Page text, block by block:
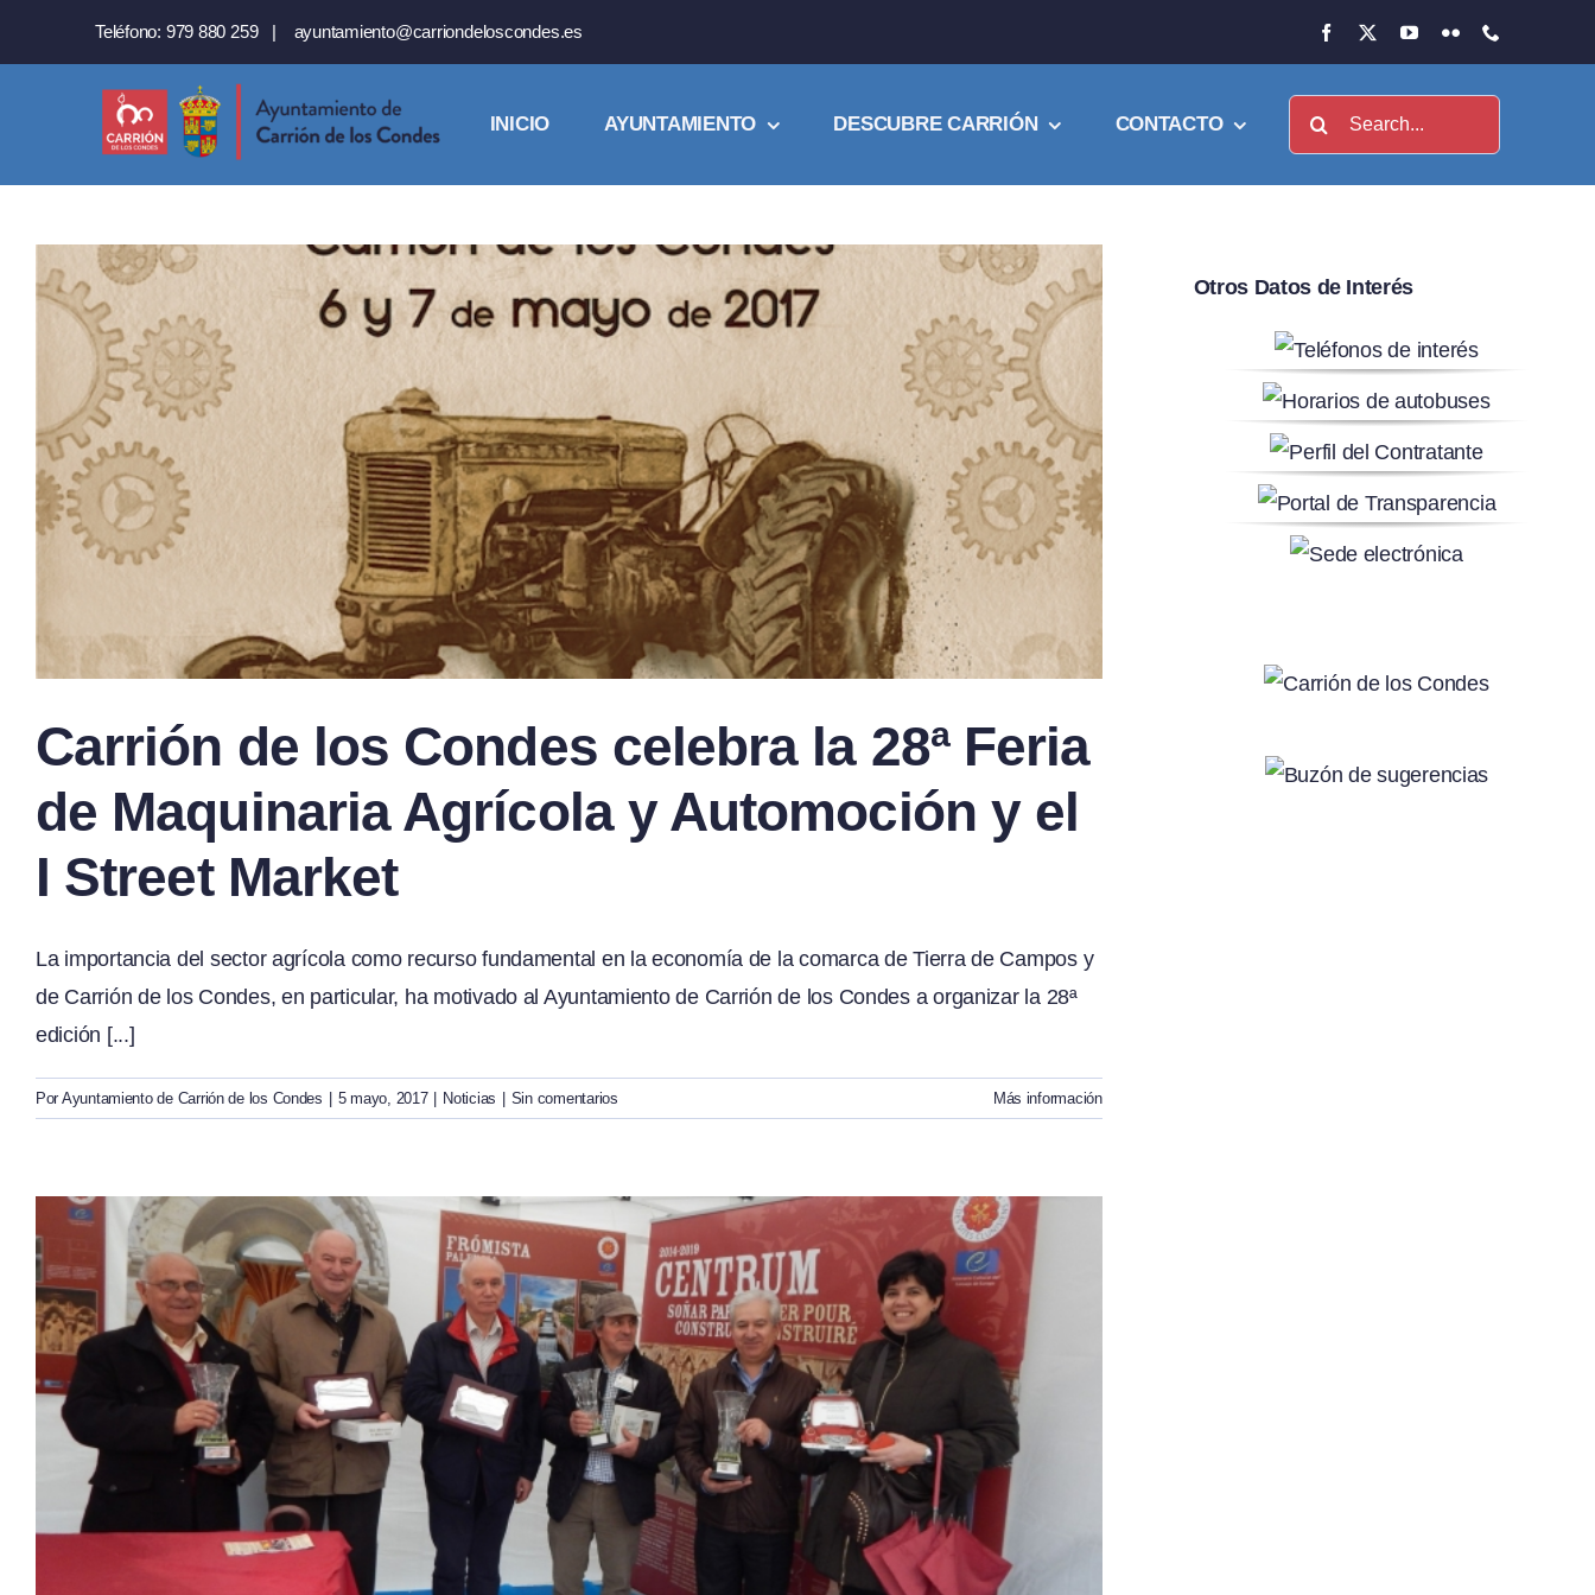
Teléfono: 979 880 259 | ayuntamiento@carriondeloscondes.es
INICIO AYUNTAMIENTO DESCUBRE CARRIÓN CONTACTO Buscar:
Carrión de los Condes celebra la 28ª Feria
de Maquinaria Agrícola y Automoción y el
I Street Market
La importancia del sector agrícola como recurso fundamental en la economía de la comarca de Tierra de Campos y
de Carrión de los Condes, en particular, ha motivado al Ayuntamiento de Carrión de los Condes a organizar la 28ª
edición [...]
Por Ayuntamiento de Carrión de los Condes 5 mayo, 2017 Noticias Sin comentarios Más información
Otros Datos de Interés